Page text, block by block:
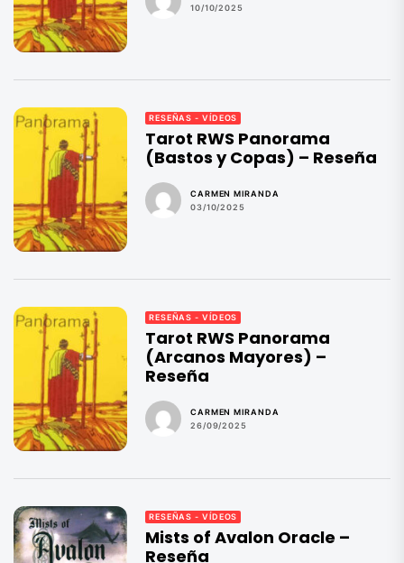
10/10/2025
RESEÑAS - VÍDEOS
Tarot RWS Panorama
(Bastos y Copas) – Reseña
CARMEN MIRANDA
03/10/2025
RESEÑAS - VÍDEOS
Tarot RWS Panorama
(Arcanos Mayores) –
Reseña
CARMEN MIRANDA
26/09/2025
RESEÑAS - VÍDEOS
Mists of Avalon Oracle –
Reseña